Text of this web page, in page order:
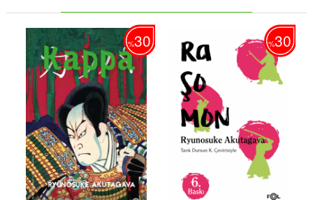
%30 %30